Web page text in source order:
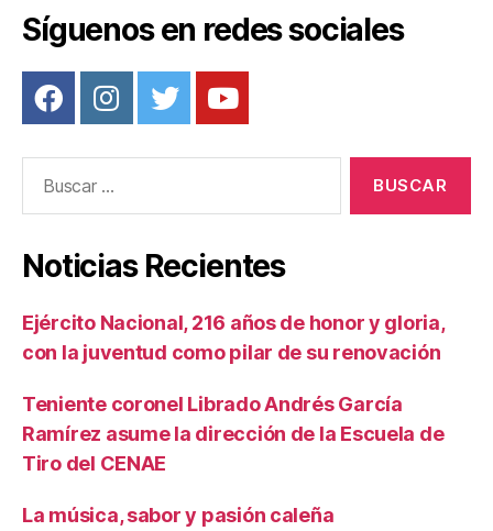
Síguenos en redes sociales
Noticias Recientes
Ejército Nacional, 216 años de honor y gloria,
con la juventud como pilar de su renovación
Teniente coronel Librado Andrés García
Ramírez asume la dirección de la Escuela de
Tiro del CENAE
La música, sabor y pasión caleña